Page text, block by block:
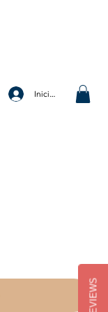
Iniciar sesión
REVIEWS